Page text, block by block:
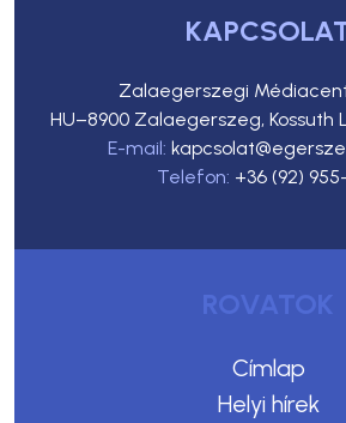
Zalaegerszegi
HU–8900 Zalaegerszeg, Kossuth
E-mail:
Telefon: +36 (92)
ROVATOK
Címlap
Helyi hírek